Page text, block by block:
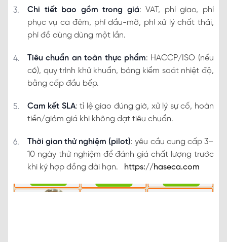
Chi tiết bao gồm trong giá: VAT, phí giao, phí
phục vụ ca đêm, phí dầu-mỡ, phí xử lý chất thải,
phí đồ dùng dùng một lần.
Tiêu chuẩn an toàn thực phẩm: HACCP/ISO (nếu
có), quy trình khử khuẩn, bảng kiểm soát nhiệt độ,
bằng cấp đầu bếp.
Cam kết SLA: tỉ lệ giao đúng giờ, xử lý sự cố, hoàn
tiền/giảm giá khi không đạt tiêu chuẩn.
Thời gian thử nghiệm (pilot): yêu cầu cung cấp 3–
10 ngày thử nghiệm để đánh giá chất lượng trước
khi ký hợp đồng dài hạn.
https://haseca.com